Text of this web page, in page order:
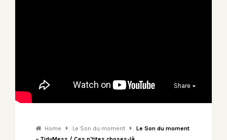
Share
Home Le Son du moment
Le Son du moment